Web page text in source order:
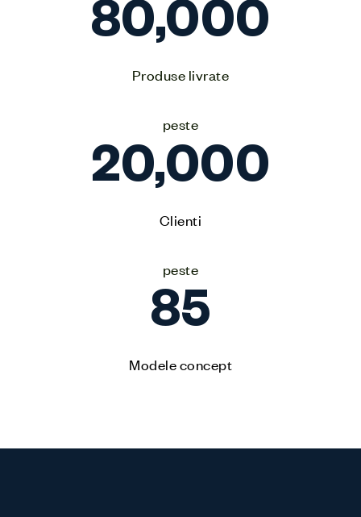
80,000
Produse livrate
peste
20,000
Clienti
peste
85
Modele concept